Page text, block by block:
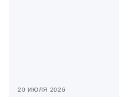
20 ИЮЛЯ 2026